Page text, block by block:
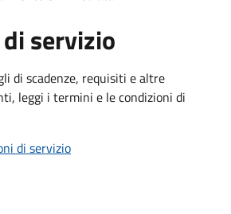
servizio
di scadenze, requisiti e altre
leggi i termini e le condizioni di
di servizio